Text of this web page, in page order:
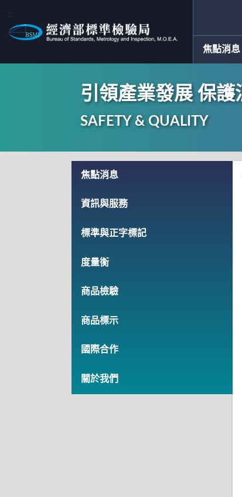
焦點消息
引領產業發展 保護
SAFETY & QUALITY
焦點消息
資訊與服務
標準與正字標記
度量衡
商品檢驗
商品標示
國際合作
關於我們